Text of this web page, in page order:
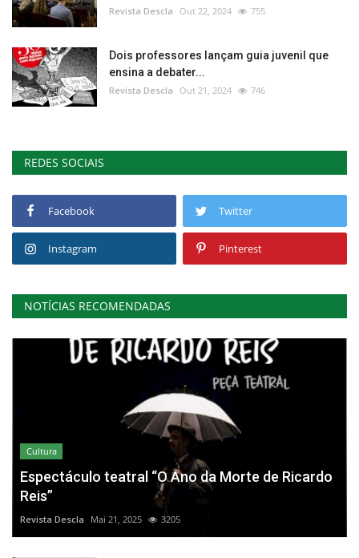
Revista Descla Out 22, 2024 755
Dois professores lançam guia juvenil que
ensina a debater...
Revista Descla Out 21, 2024 746
REDES SOCIAIS
Facebook Twitter
Instagram Pinterest
NOTÍCIAS RECOMENDADAS
Cultura
Espectáculo teatral “O Ano da Morte de Ricardo
Reis”
Revista Descla Mai 21, 2025 3205